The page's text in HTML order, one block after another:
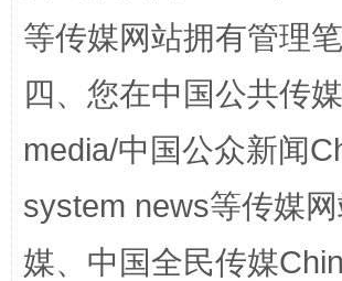
阿坝州三大球赛在茂县开幕
等传媒网站拥有管理
四、您在中国公共传
media/中国公众新闻
system news等传媒
媒、中国全民传媒